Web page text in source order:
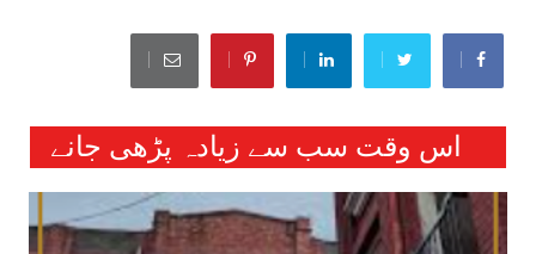
اس وقت سب سے زیادہ پڑھی جانے
والی خبریں :